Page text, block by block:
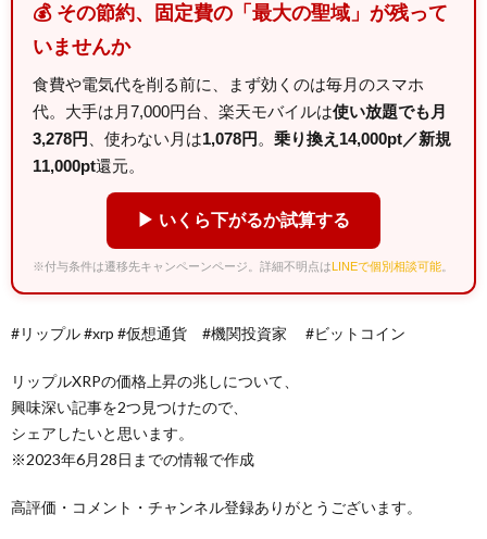
💰 その節約、固定費の「最大の聖域」が残って
いませんか
食費や電気代を削る前に、まず効くのは毎月のスマホ
代。大手は月7,000円台、楽天モバイルは使い放題でも月
3,278円
、使わない月は1,078円 。 乗り換え14,000pt／新規
11,000pt還元。
▶ いくら下がるか試算する
※付与条件は遷移先キャンペーンページ。詳細不明点はLINEで個別相談可能
#リップル #xrp #仮想通貨 #機関投資家 #ビットコイン
リップルXRPの価格上昇の兆しについて、
興味深い記事を2つ見つけたので、
シェアしたいと思います。
※2023年6月28日までの情報で作成
高評価・コメント・チャンネル登録ありがとうございます。